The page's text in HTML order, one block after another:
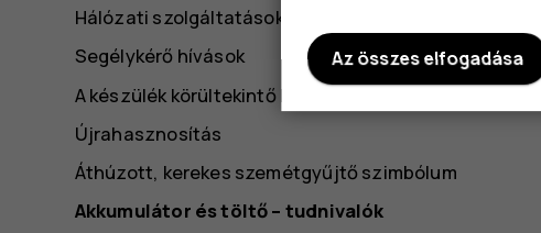
Hálózati szolgáltatások és díjak
Segélykérő hívások
A készülék körültekintő használata
Újrahasznosítás
Áthúzott, kerekes szemétgyűjtő szimbólum
Akkumulátor és töltő – tudnivalók
Az összes elfogadása